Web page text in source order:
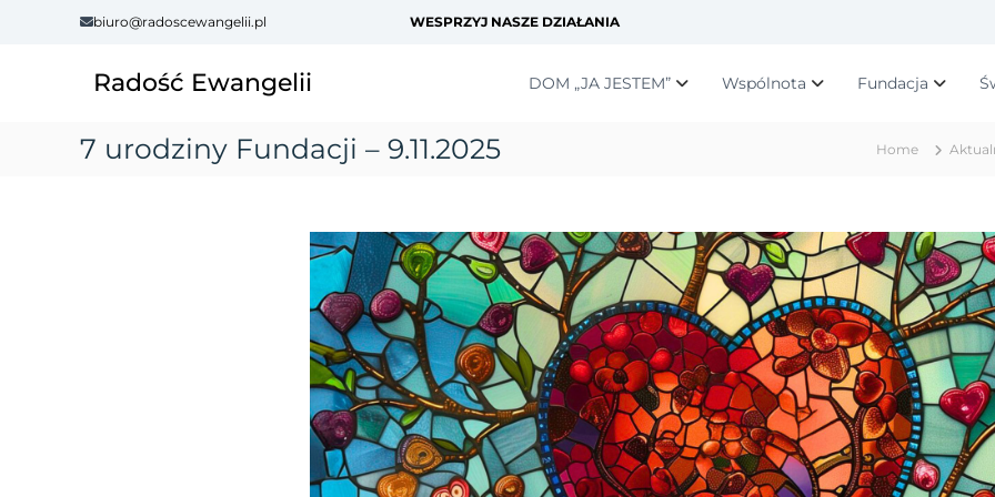
biuro@radoscewangelii.pl WESPRZYJ NASZE DZIAŁANIA
Radość Ewangelii DOM „JA JESTEM” Wspólnota Fundacja
7 urodziny Fundacji – 9.11.2025 Home